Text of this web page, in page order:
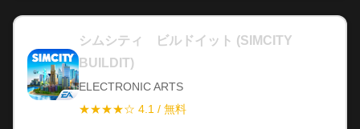
シムシティ ビルドイット (SIMCITY
BUILDIT)
ELECTRONIC ARTS
★★★★☆ 4.1 / 無料